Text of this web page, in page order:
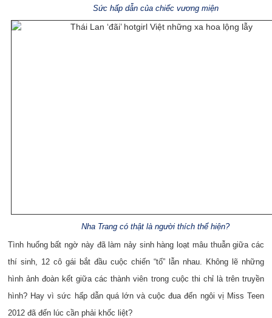
Sức hấp dẫn của chiếc vương miện
Nha Trang có thật là người thích thể hiện?
Tình huống bất ngờ này đã làm nảy sinh hàng loạt mâu thuẫn giữa các
thí sinh, 12 cô gái bắt đầu cuộc chiến “tố” lẫn nhau. Không lẽ những
hình ảnh đoàn kết giữa các thành viên trong cuộc thi chỉ là trên truyền
hình? Hay vì sức hấp dẫn quá lớn và cuộc đua đến ngôi vị Miss Teen
2012 đã đến lúc cần phải khốc liệt?